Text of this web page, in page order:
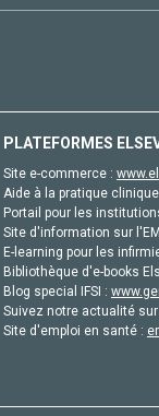
PLATEFORMES
Site e-commerce :
Aide à la pratique
Portail pour les
Site d'information sur
E-learning pour les
Bibliothèque d'e-books
Blog special IFSI :
Suivez notre actualité
Site d'emploi en santé :